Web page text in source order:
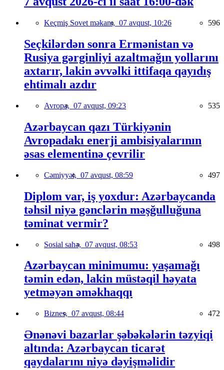
Keçmiş Sovet məkanı, 07 avqust, 10:26 596
Seçkilərdən sonra Ermənistan və
Rusiya gərginliyi azaltmağın yollarını
axtarır, lakin əvvəlki ittifaqa qayıdış
ehtimalı azdır
Avropa, 07 avqust, 09:23 535
Azərbaycan qazı Türkiyənin
Avropadakı enerji ambisiyalarının
əsas elementinə çevrilir
Cəmiyyət, 07 avqust, 08:59 497
Diplom var, iş yoxdur: Azərbaycanda
təhsil niyə gənclərin məşğulluğuna
təminat vermir?
Sosial sahə, 07 avqust, 08:53 498
Azərbaycan minimumu: yaşamağı
təmin edən, lakin müstəqil həyata
yetməyən əməkhaqqı
Biznes, 07 avqust, 08:44 472
Ənənəvi bazarlar şəbəkələrin təzyiqi
altında: Azərbaycan ticarət
qaydalarını niyə dəyişməlidir